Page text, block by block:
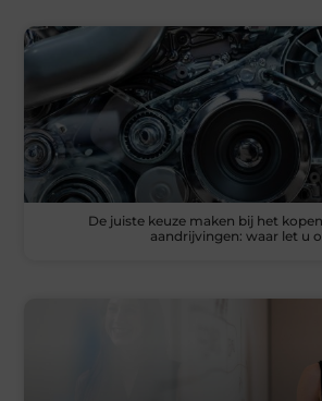
De juiste keuze maken bij het
aandrijvingen: waar let u